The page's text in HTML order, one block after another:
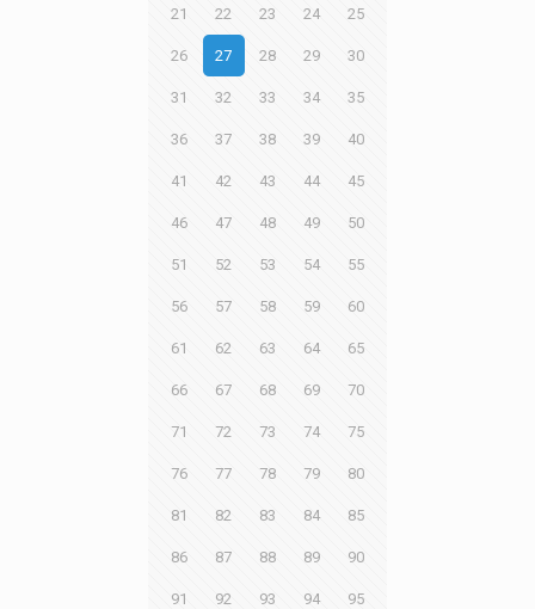
21 22 23 24 25
26 27 28 29 30
31 32 33 34 35
36 37 38 39 40
41 42 43 44 45
46 47 48 49 50
51 52 53 54 55
56 57 58 59 60
61 62 63 64 65
66 67 68 69 70
71 72 73 74 75
76 77 78 79 80
81 82 83 84 85
86 87 88 89 90
91 92 93 94 95